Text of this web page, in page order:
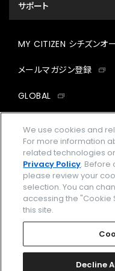
サポート
MY CITIZEN シチズンオ
メールマガジン登録
GLOBAL
企業
プライバシーポ
Amazon Payは
We use cookies and
For more information
related technologies
Privacy Policy. Before
please review your
selection. You can
accessing the "Cookie
this site.
Decline